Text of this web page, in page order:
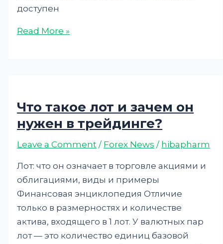
доступен
Read More »
Что такое лот и зачем он
нужен в трейдинге?
Leave a Comment / Forex News / hibapharm
Лот: что он означает в торговле акциями и
облигациями, виды и примеры
Финансовая энциклопедия Отличие
только в размерностях и количестве
актива, входящего в 1 лот. У валютных пар
лот — это количество единиц базовой